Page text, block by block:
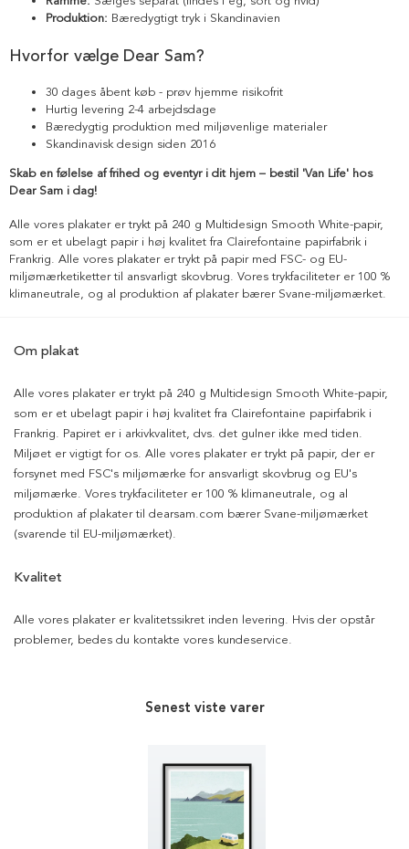
Produktion: Bæredygtigt tryk i Skandinavien
Hvorfor vælge Dear Sam?
30 dages åbent køb - prøv hjemme risikofrit
Hurtig levering 2-4 arbejdsdage
Bæredygtig produktion med miljøvenlige materialer
Skandinavisk design siden 2016
Skab en følelse af frihed og eventyr i dit hjem – bestil 'Van Life' hos
Dear Sam i dag!
Alle vores plakater er trykt på 240 g Multidesign Smooth White-papir,
som er et ubelagt papir i høj kvalitet fra Clairefontaine papirfabrik i
Frankrig. Alle vores plakater er trykt på papir med FSC- og EU-
miljømærketiketter til ansvarligt skovbrug. Vores trykfaciliteter er 100 %
klimaneutrale, og al produktion af plakater bærer Svane-miljømærket.
Om plakat
Alle vores plakater er trykt på 240 g Multidesign Smooth White-papir,
som er et ubelagt papir i høj kvalitet fra Clairefontaine papirfabrik i
Frankrig. Papiret er i arkivkvalitet, dvs. det gulner ikke med tiden.
Miljøet er vigtigt for os. Alle vores plakater er trykt på papir, der er
forsynet med FSC's miljømærke for ansvarligt skovbrug og EU's
miljømærke. Vores trykfaciliteter er 100 % klimaneutrale, og al
produktion af plakater til dearsam.com bærer Svane-miljømærket
(svarende til EU-miljømærket).
Kvalitet
Alle vores plakater er kvalitetssikret inden levering. Hvis der opstår
problemer, bedes du kontakte vores kundeservice.
Senest viste varer